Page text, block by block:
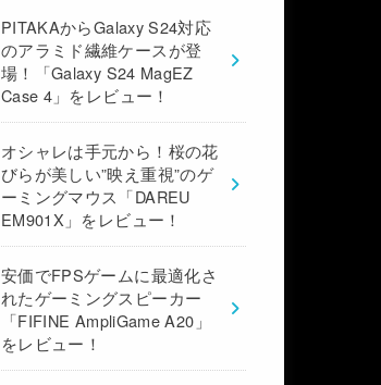
PITAKAからGalaxy S24対応
のアラミド繊維ケースが登
場！「Galaxy S24 MagEZ
Case 4」をレビュー！
オシャレは手元から！桜の花
びらが美しい”映え重視”のゲ
ーミングマウス「DAREU
EM901X」をレビュー！
安価でFPSゲームに最適化さ
れたゲーミングスピーカー
「FIFINE AmpliGame A20」
をレビュー！